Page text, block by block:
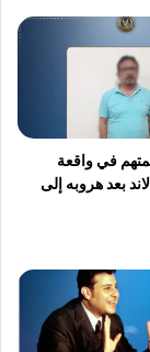
في واقعة
بعد هروبه إلى